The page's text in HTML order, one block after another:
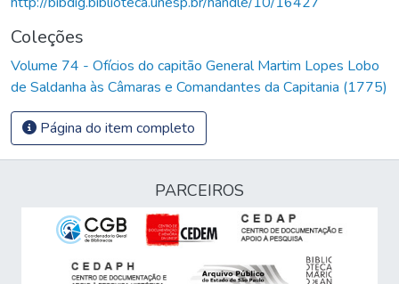
Coleções
Volume 74 - Ofícios do capitão General Martim Lopes Lobo
de Saldanha às Câmaras e Comandantes da Capitania (1775)
Página do item completo
PARCEIROS